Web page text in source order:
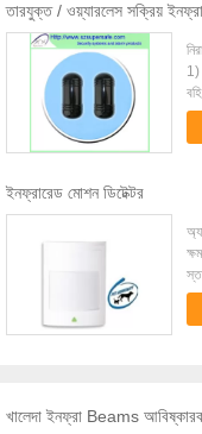
তারযুক্ত / ওয়্যারলেস সক্রিয়
1)
-
ইনফ্রারেড মোশন ডিটেক্টর
খালেদা ইনফ্রা Beams